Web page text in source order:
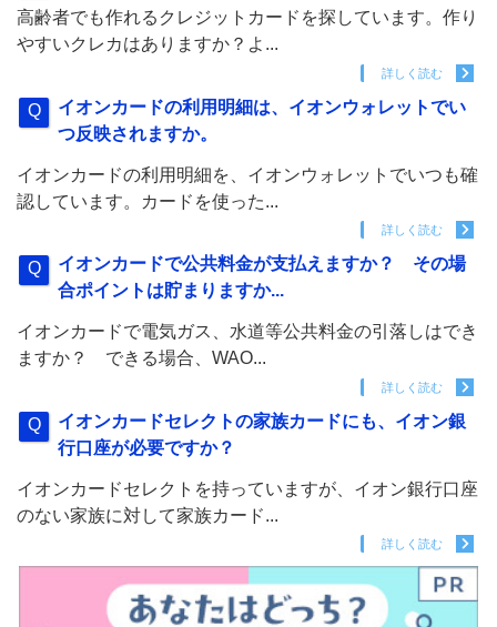
高齢者でも作れるクレジットカードを探しています。作り
やすいクレカはありますか？よ...
詳しく読む
イオンカードの利用明細は、イオンウォレットでい
つ反映されますか。
イオンカードの利用明細を、イオンウォレットでいつも確
認しています。カードを使った...
詳しく読む
イオンカードで公共料金が支払えますか？ その場
合ポイントは貯まりますか...
イオンカードで電気ガス、水道等公共料金の引落しはでき
ますか？ できる場合、WAO...
詳しく読む
イオンカードセレクトの家族カードにも、イオン銀
行口座が必要ですか？
イオンカードセレクトを持っていますが、イオン銀行口座
のない家族に対して家族カード...
詳しく読む